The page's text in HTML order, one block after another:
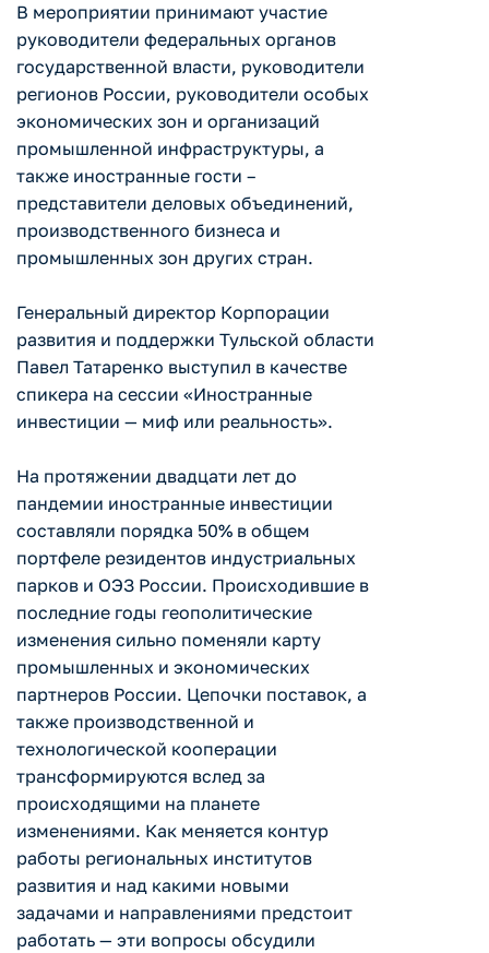
В мероприятии принимают участие
руководители федеральных органов
государственной власти, руководители
регионов России, руководители особых
экономических зон и организаций
промышленной инфраструктуры, а
также иностранные гости –
представители деловых объединений,
производственного бизнеса и
промышленных зон других стран.
Генеральный директор Корпорации
развития и поддержки Тульской области
Павел Татаренко выступил в качестве
спикера на сессии «Иностранные
инвестиции — миф или реальность».
На протяжении двадцати лет до
пандемии иностранные инвестиции
составляли порядка 50% в общем
портфеле резидентов индустриальных
парков и ОЭЗ России. Происходившие в
последние годы геополитические
изменения сильно поменяли карту
промышленных и экономических
партнеров России. Цепочки поставок, а
также производственной и
технологической кооперации
трансформируются вслед за
происходящими на планете
изменениями. Как меняется контур
работы региональных институтов
развития и над какими новыми
задачами и направлениями предстоит
работать — эти вопросы обсудили